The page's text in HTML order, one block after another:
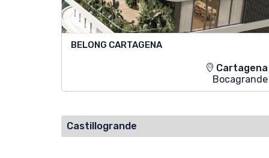
BELONG CARTAGENA
Cartagena
Bocagrande
Castillogrande